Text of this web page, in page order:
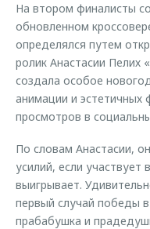
На втором финалисты
обновленном
определялся путем
ролик Анастасии Пелих
создала особое
анимации и эстетичных
просмотров в
По словам Анастасии,
усилий, если участвует
выигрывает.
первый случай победы
прабабушка и